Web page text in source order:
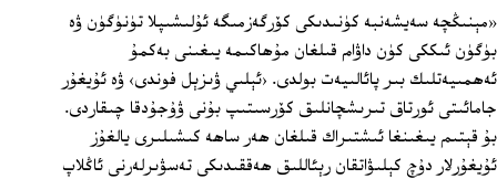
«مېنىڭچە سەيشەنبە كۈنىدىكى كۆرگەزمىگە ئۇلىشىپلا تۈنۈگۈن ۋە
بۈگۈن ئىككى كۈن داۋام قىلغان مۇھاكىمە يىغىنى بەكمۇ
ئەھمىيەتلىك بىر پائالىيەت بولدى. ‹ئېلىي ۋىزېل فوندى› ۋە ئۇيغۇر
جامائىتى ئورتاق تىرىشچانلىق كۆرسىتىپ بۇنى ۋۇجۇدقا چىقاردى.
بۇ قېتىم يىغىنغا ئىشتىراك قىلغان ھەر ساھە كىشىلىرى يالغۇز
ئۇيغۇرلار دۇچ كېلىۋاتقان رېئاللىق ھەققىدىكى تەسۋىرلەرنى ئاڭلاپ